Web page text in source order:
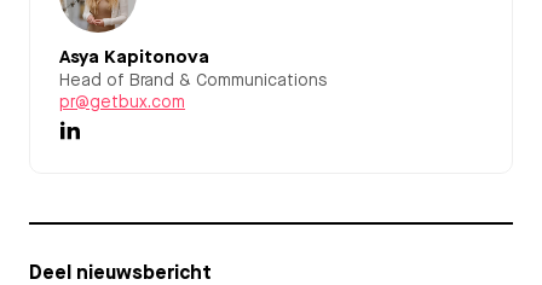
Asya Kapitonova
Head of Brand & Communications
pr@getbux.com
Deel nieuwsbericht